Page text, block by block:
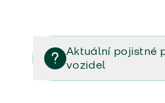
Aktuální pojistné
vozidel